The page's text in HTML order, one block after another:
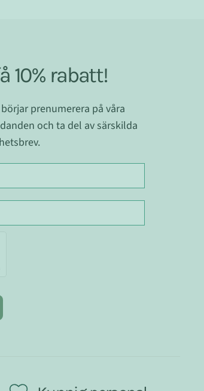
10% rabatt!
prenumerera på våra
och ta del av särskilda